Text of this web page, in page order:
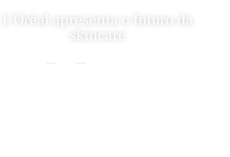
L’Oréal apresenta o futuro da
skincare
Beleza L’Oréal Apresenta O Futuro Da Skincare